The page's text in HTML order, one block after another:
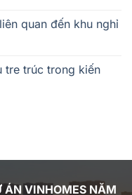
quan đến khu nghỉ
tre trúc trong kiến
ÁN VINHOMES NĂM